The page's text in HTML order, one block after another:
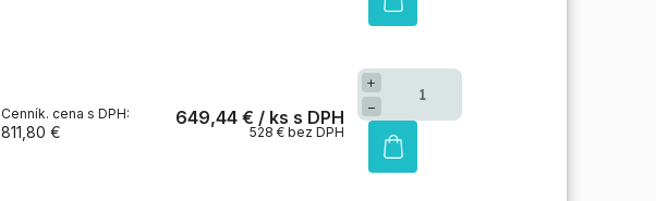
811,80 €
649,44 € / ks
528 € bez DPH
+
−